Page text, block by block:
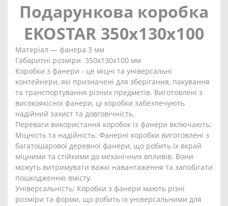
Подарункова коробка
EKOSTAR 350х130х100
Матеріал — фанера 3 мм
Габаритні розміри 350х130х100 мм
Коробки з фанери - це міцні та універсальні
контейнери, які призначені для зберігання, пакування
та транспортування різних предметів. Виготовлені з
високоякісної фанери, ці коробки забезпечують
надійний захист та довговічність.
Переваги використання коробок із фанери включають:
Міцність та надійність: Фанерні коробки виготовлені з
багатошарової деревної фанери, що робить їх вкрай
міцними та стійкими до механічних впливів. Вони
можуть витримувати важкі навантаження та запобігати
пошкодженню вмісту.
Універсальність: Коробки з фанери мають різні
розміри та форми, що робить їх універсальними для